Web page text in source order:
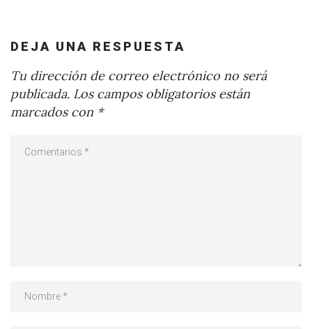
DEJA UNA RESPUESTA
Tu dirección de correo electrónico no será
publicada. Los campos obligatorios están
marcados con *